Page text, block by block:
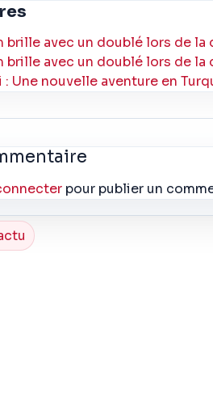
brille avec un doublé lors de
brille avec un doublé lors de
Une nouvelle aventure en
pour publier un